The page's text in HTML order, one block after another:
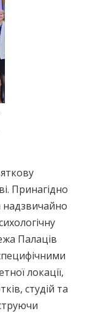
Принагідно
надзвичайно
Палаців
локації,
студій та